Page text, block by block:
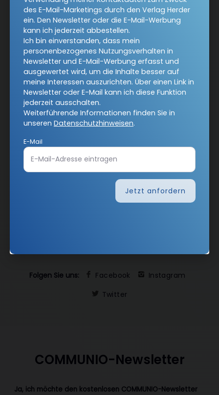
COMMUNIO unterstützen
Angebote: RSS-Feeds
Verlag: Theologie & Pastoral
Religion & Spiritualität
CHRIST IN DER GEGENWART
Herder Korrespondenz
Stimmen der Zeit
Gottesdienst
Ideenwerkstatt Gottesdienste
Anzeiger für die Seelsorge
Lebensspuren
kunst und kirche
Biblische Notizen
Folgen Sie uns: Facebook
Instagram
Twitter
COMMUNIO-Newsletter
Ja, ich möchte den kostenlosen COMMUNIO-Newsletter
des E-Mail-Marketings durch den Verlag Herder
ein. Den Newsletter oder die E-Mail-Werbung
kann ich jederzeit abbestellen.
Ich bin einverstanden, dass mein
personenbezogenes Nutzungsverhalten in
Newsletter und E-Mail-Werbung erfasst und
ausgewertet wird, um die Inhalte besser auf
meine Interessen auszurichten. Über einen Link in
Newsletter oder E-Mail kann ich diese Funktion
jederzeit ausschalten.
Weiterführende Informationen finden Sie in
unseren Datenschutzhinweisen.
E-Mail
Jetzt anfordern